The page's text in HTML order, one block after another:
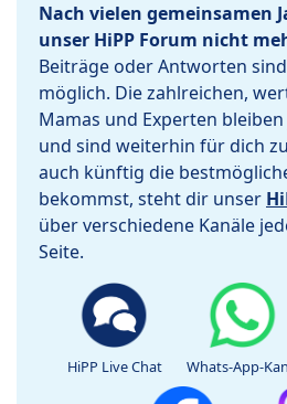
Nach vielen gemeinsamen
unser HiPP Forum nicht
Beiträge oder Antworten
möglich. Die zahlreichen,
Mamas und Experten
und sind weiterhin für dich
auch künftig die
bekommst, steht dir unser
über verschiedene Kanäle
Seite.
HiPP Live Chat Whats-App-